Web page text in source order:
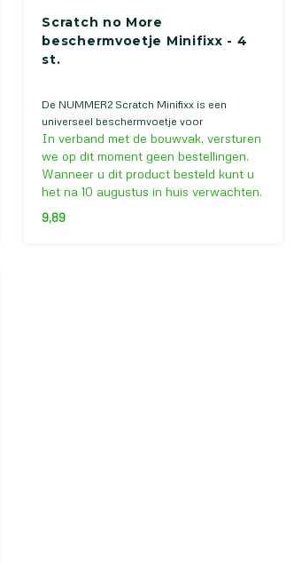
Scratch no More
beschermvoetje Minifixx - 4
st.
De NUMMER2 Scratch Minifixx is een
universeel beschermvoetje voor
oppervlakten van minimaal 35x18 millimeter.
Is de oppervlakte breder dan 26 millimeter?
Gebruik dan de NUMMER2 Scratch Multifxx.
In verband met de bouwvak, versturen
we op dit moment geen bestellingen.
Wanneer u dit product besteld kunt u
het na 10 augustus in huis verwachten.
9,89